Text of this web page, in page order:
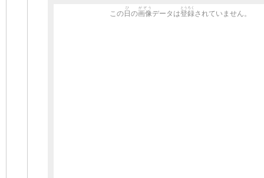
この 日
ひ
の画像
がぞう
データは登録
とうろく
されていません。